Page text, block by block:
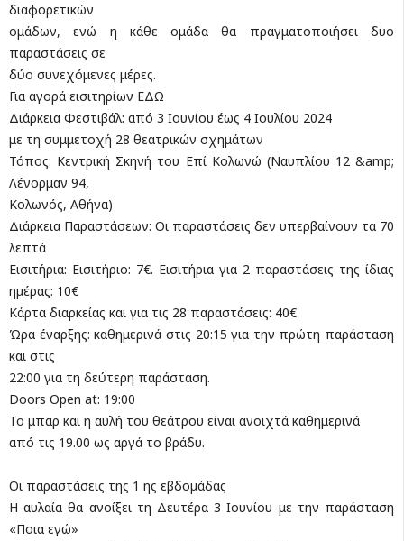
διαφορετικών
ομάδων, ενώ η κάθε ομάδα θα πραγματοποιήσει δυο
παραστάσεις σε
δύο συνεχόμενες μέρες.
Για αγορά εισιτηρίων ΕΔΩ
Διάρκεια Φεστιβάλ: από 3 Ιουνίου έως 4 Ιουλίου 2024
με τη συμμετοχή 28 θεατρικών σχημάτων
Τόπος: Κεντρική Σκηνή του Επί Κολωνώ (Ναυπλίου 12 &amp;
Λένορμαν 94,
Κολωνός, Αθήνα)
Διάρκεια Παραστάσεων: Οι παραστάσεις δεν υπερβαίνουν τα 70
λεπτά
Εισιτήρια: Εισιτήριο: 7€. Εισιτήρια για 2 παραστάσεις της ίδιας
ημέρας: 10€
Κάρτα διαρκείας και για τις 28 παραστάσεις: 40€
Ώρα έναρξης: καθημερινά στις 20:15 για την πρώτη παράσταση
και στις
22:00 για τη δεύτερη παράσταση.
Doors Open at: 19:00
Το μπαρ και η αυλή του θεάτρου είναι ανοιχτά καθημερινά
από τις 19.00 ως αργά το βράδυ.
Οι παραστάσεις της 1 ης εβδομάδας
Η αυλαία θα ανοίξει τη Δευτέρα 3 Ιουνίου με την παράσταση
«Ποια εγώ»